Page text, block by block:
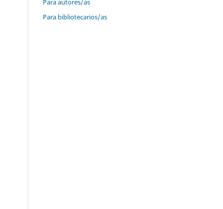
Para autores/as
Para bibliotecarios/as